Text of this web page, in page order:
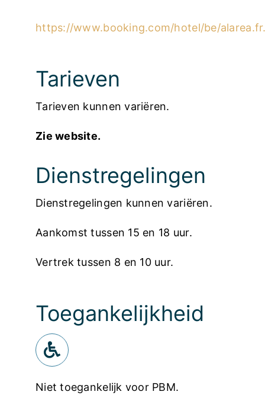
https://www.booking.com/hotel/be/
Tarieven
Tarieven kunnen variëren.
Zie website.
Dienstregelingen
Dienstregelingen kunnen variëren.
Aankomst tussen 15 en 18 uur.
Vertrek tussen 8 en 10 uur.
Toegankelijkheid
Niet toegankelijk voor PBM.